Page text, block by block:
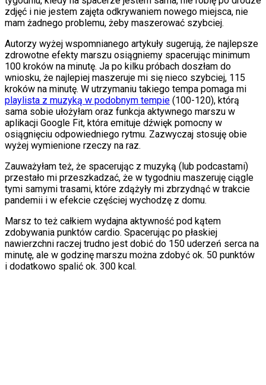
zdjęć i nie jestem zajęta odkrywaniem nowego miejsca, nie
mam żadnego problemu, żeby maszerować szybciej.
Autorzy wyżej wspomnianego artykuły sugerują, że najlepsze
zdrowotne efekty marszu osiągniemy spacerując minimum
100 kroków na minutę. Ja po kilku próbach doszłam do
wniosku, że najlepiej maszeruje mi się nieco szybciej, 115
kroków na minutę. W utrzymaniu takiego tempa pomaga mi
playlista z muzyką w podobnym tempie (100-120), którą
sama sobie ułożyłam oraz funkcja aktywnego marszu w
aplikacji Google Fit, która emituje dźwięk pomocny w
osiągnięciu odpowiedniego rytmu. Zazwyczaj stosuję obie
wyżej wymienione rzeczy na raz.
Zauważyłam też, że spacerując z muzyką (lub podcastami)
przestało mi przeszkadzać, że w tygodniu maszeruję ciągle
tymi samymi trasami, które zdążyły mi zbrzydnąć w trakcie
pandemii i w efekcie częściej wychodzę z domu.
Marsz to też całkiem wydajna aktywność pod kątem
zdobywania punktów cardio. Spacerując po płaskiej
nawierzchni raczej trudno jest dobić do 150 uderzeń serca na
minutę, ale w godzinę marszu można zdobyć ok. 50 punktów
i dodatkowo spalić ok. 300 kcal.